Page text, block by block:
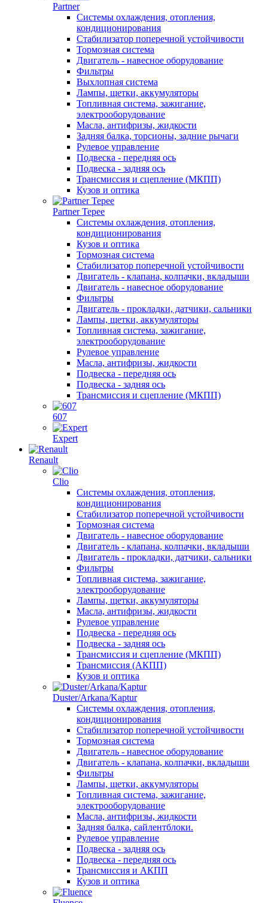
Partner
Системы охлаждения, отопления,
кондиционирования
Стабилизатор поперечной устойчивости
Тормозная система
Двигатель - навесное оборудование
Фильтры
Выхлопная система
Лампы, щетки, аккумуляторы
Топливная система, зажигание,
электрооборудование
Масла, антифризы, жидкости
Задняя балка, торсионы, задние рычаги
Рулевое управление
Подвеска - передняя ось
Подвеска - задняя ось
Трансмиссия и сцепление (МКПП)
Кузов и оптика
Partner Tepee
Системы охлаждения, отопления,
кондиционирования
Кузов и оптика
Тормозная система
Стабилизатор поперечной устойчивости
Двигатель - клапана, колпачки, вкладыши
Двигатель - навесное оборудование
Фильтры
Двигатель - прокладки, датчики, сальники
Лампы, щетки, аккумуляторы
Топливная система, зажигание,
электрооборудование
Рулевое управление
Масла, антифризы, жидкости
Подвеска - передняя ось
Подвеска - задняя ось
Трансмиссия и сцепление (МКПП)
607
Expert
Renault
Clio
Системы охлаждения, отопления,
кондиционирования
Стабилизатор поперечной устойчивости
Тормозная система
Двигатель - навесное оборудование
Двигатель - клапана, колпачки, вкладыши
Двигатель - прокладки, датчики, сальники
Фильтры
Топливная система, зажигание,
электрооборудование
Лампы, щетки, аккумуляторы
Масла, антифризы, жидкости
Рулевое управление
Подвеска - передняя ось
Подвеска - задняя ось
Трансмиссия и сцепление (МКПП)
Трансмиссия (АКПП)
Кузов и оптика
Duster/Arkana/Kaptur
Системы охлаждения, отопления,
кондиционирования
Стабилизатор поперечной устойчивости
Тормозная система
Двигатель - навесное оборудование
Двигатель - клапана, колпачки, вкладыши
Фильтры
Лампы, щетки, аккумуляторы
Топливная система, зажигание,
электрооборудование
Масла, антифризы, жидкости
Задняя балка, сайлентблоки.
Рулевое управление
Подвеска - задняя ось
Подвеска - передняя ось
Трансмиссия и АКПП
Кузов и оптика